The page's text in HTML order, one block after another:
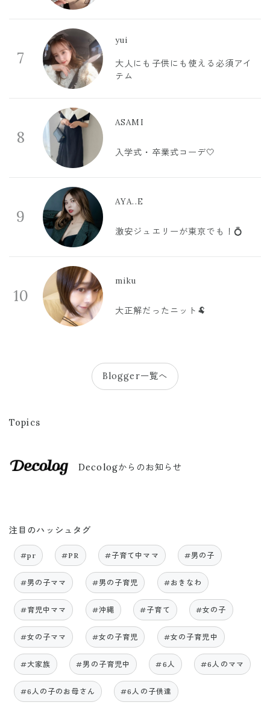
7
yui
大人にも子供にも使える必須アイ
テム
8
ASAMI
入学式・卒業式コーデ🤍
9
AYA..E
激安ジュエリーが東京でも！💍
10
miku
大正解だったニット🐏
Blogger一覧へ
Topics
Decologからのお知らせ
注目のハッシュタグ
#pr #PR #子育て中ママ #男の子
#男の子ママ #男の子育児 #おきなわ
#育児中ママ #沖縄 #子育て #女の子
#女の子ママ #女の子育児 #女の子育児中
#大家族 #男の子育児中 #6人 #6人のママ
#6人の子のお母さん #6人の子供達